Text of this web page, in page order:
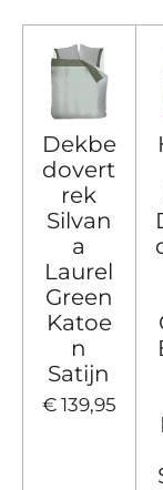
Dekbe
dovert
rek
Silvan
a
Laurel
Green
Katoe
n
Satijn
€ 139,95